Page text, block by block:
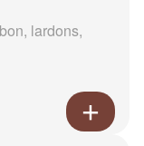
lardons,